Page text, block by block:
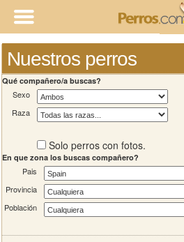
Nuestros perros
Qué compañero/a buscas?
Sexo
Raza
Solo perros con fotos.
En que zona los buscas compañero?
Pais
Provincia
Población